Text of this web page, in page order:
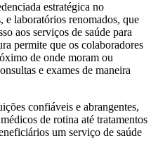
estratégica no
e laboratórios renomados, que
aos serviços de saúde para
permite que os colaboradores
de onde moram ou
e exames de maneira
confiáveis e abrangentes,
de rotina até tratamentos
um serviço de saúde